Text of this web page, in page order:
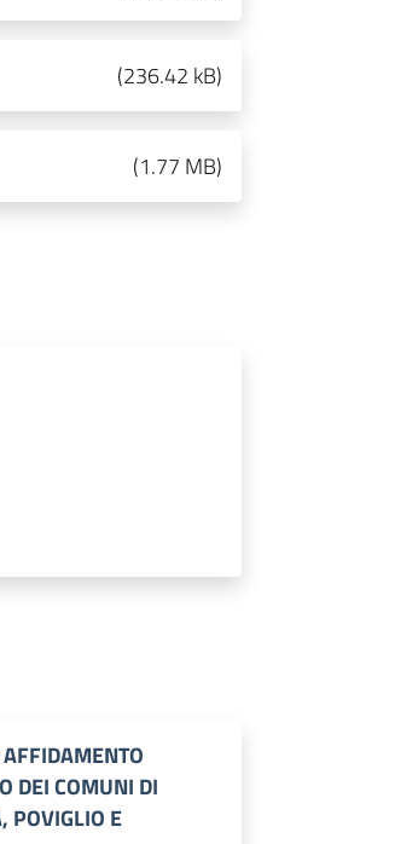
(236.42 kB)
(1.77 MB)
DEI COMUNI DI
POVIGLIO E